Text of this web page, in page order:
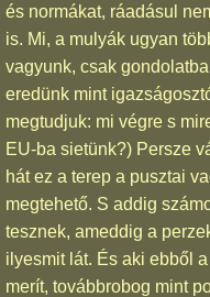
és normákat, ráadásul
is. Mi, a mulyák ugyan
vagyunk, csak
eredünk mint
megtudjuk: mi végre s
EU-ba sietünk?) Persze
hát ez a terep a pusztai
megtehető. S addig
tesznek, ameddig a
ilyesmit lát. És aki ebből
merít, továbbrobog mint